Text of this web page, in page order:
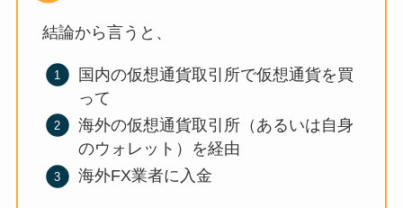
結論から言うと、
国内の仮想通貨取引所で仮想通貨を買
って
海外の仮想通貨取引所（あるいは自身
のウォレット）を経由
海外FX業者に入金